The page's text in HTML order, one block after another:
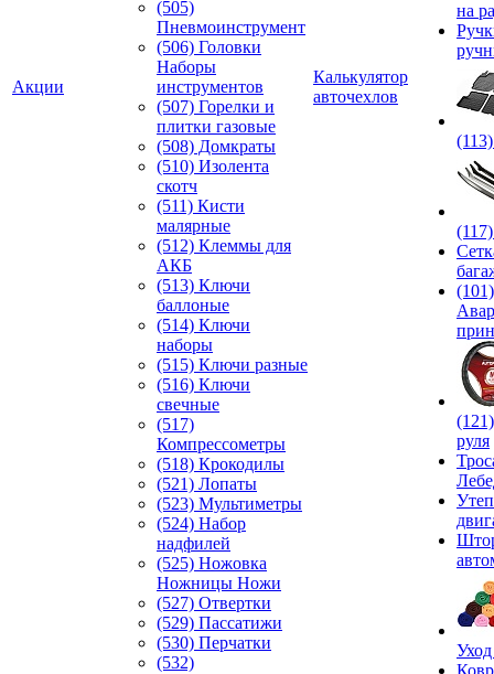
Акции
(505)
Пневмоинструмент
(506) Головки
Наборы
инструментов
(507) Горелки и
плитки газовые
(508) Домкраты
(510) Изолента
скотч
(511) Кисти
малярные
(512) Клеммы для
АКБ
(513) Ключи
баллоные
(514) Ключи
наборы
(515) Ключи разные
(516) Ключи
свечные
(517)
Компрессометры
(518) Крокодилы
(521) Лопаты
(523) Мультиметры
(524) Набор
надфилей
(525) Ножовка
Ножницы Ножи
(527) Отвертки
(529) Пассатижи
(530) Перчатки
(532)
Калькулятор
авточехлов
на
(101)
руля
Уход